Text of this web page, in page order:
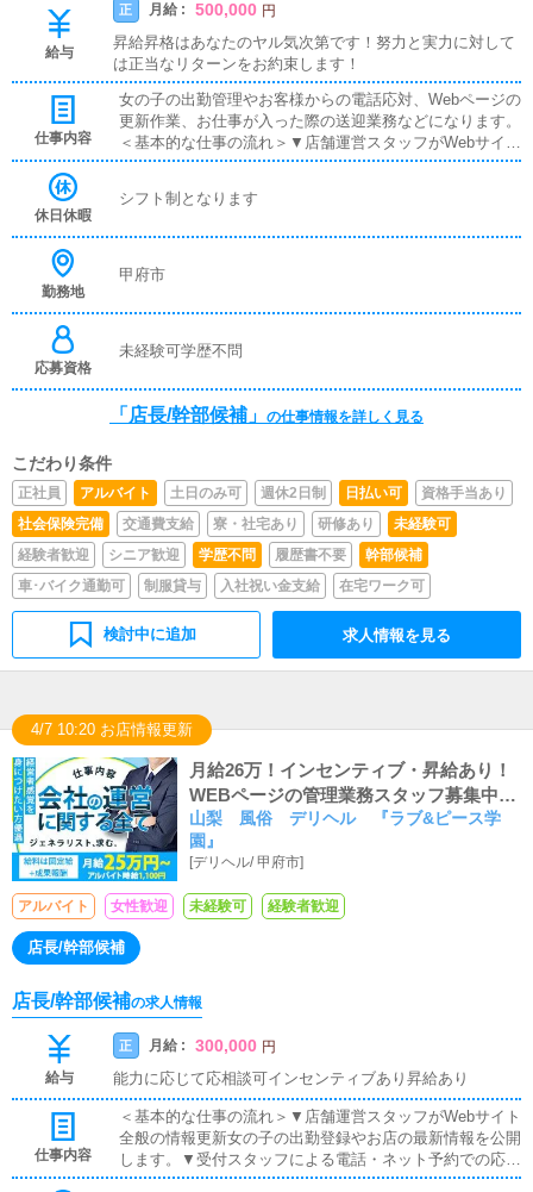
給与
正 月給 : 500,000 円
昇給昇格はあなたのヤル気次第です！努力と実力に対して
は正当なリターンをお約束します！
仕事内容
女の子の出勤管理やお客様からの電話応対、Webページの
更新作業、お仕事が入った際の送迎業務などになります。
＜基本的な仕事の流れ＞▼店舗運営スタッフがWebサイト
全般の情報更新女の子の出勤登録やお店の最新情報を公開
わせやご予約を確認します。▼自宅・ホテルへの送迎女の
い、デザイナーやフォトグラファーに発注依頼を行いま
休日休暇
シフト制となります
勤務地
甲府市
応募資格
未経験可学歴不問
「店長/幹部候補」 の仕事情報を詳しく見る
こだわり条件
正社員 アルバイト 土日のみ可 週休2日制 日払い可
資格手当あり
社会保険完備
交通費支給 寮・社宅あり 研修あり
未経験可
経験者歓迎
シニア歓迎 学歴不問 履歴書不要
幹部候補
車･バイク通勤可
制服貸与 入社祝い金支給 在宅ワーク可
検討中に追加 求人情報を見る
4/7 10:20 お店情報更新
月給26万！インセンティブ・昇給あり！
WEBページの管理業務スタッフ募集中で
す！
山梨 風俗 デリヘル 『ラブ&ピース学
園』
[デリヘル/甲府市]
アルバイト 女性歓迎 未経験可 経験者歓迎
店長/幹部候補
店長/幹部候補の求人情報
給与
正 月給 : 300,000 円
能力に応じて応相談可インセンティブあり昇給あり
仕事内容
＜基本的な仕事の流れ＞▼店舗運営スタッフがWebサイト
全般の情報更新女の子の出勤登録やお店の最新情報を公開
します。▼受付スタッフによる電話・ネット予約での応対
お客様からの問い合わせやご予約を確認します。▼ドライ